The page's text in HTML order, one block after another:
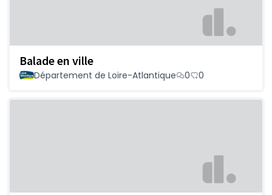
Balade en ville
Département de Loire-Atlantique 0 0